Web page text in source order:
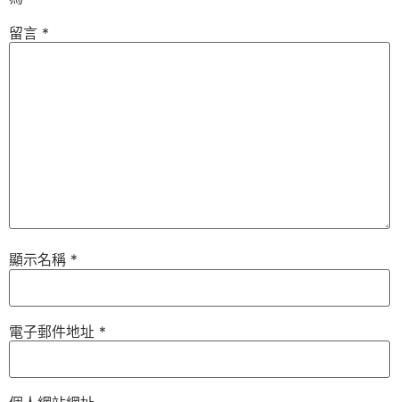
留言 *
顯示名稱 *
電子郵件地址 *